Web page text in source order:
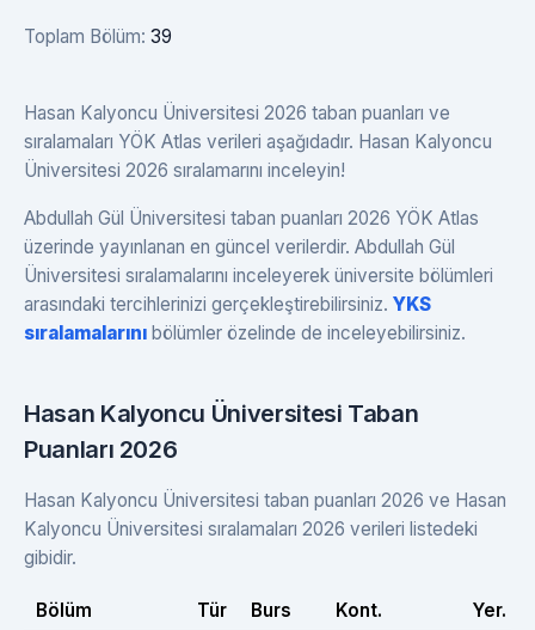
Toplam Bölüm: 39
Hasan Kalyoncu Üniversitesi 2026 taban puanları ve
sıralamaları YÖK Atlas verileri aşağıdadır. Hasan Kalyoncu
Üniversitesi 2026 sıralamarını inceleyin!
Abdullah Gül Üniversitesi taban puanları 2026 YÖK Atlas
üzerinde yayınlanan en güncel verilerdir. Abdullah Gül
Üniversitesi sıralamalarını inceleyerek üniversite bölümleri
arasındaki tercihlerinizi gerçekleştirebilirsiniz. YKS
sıralamalarını bölümler özelinde de inceleyebilirsiniz.
Hasan Kalyoncu Üniversitesi Taban
Puanları 2026
Hasan Kalyoncu Üniversitesi taban puanları 2026 ve Hasan
Kalyoncu Üniversitesi sıralamaları 2026 verileri listedeki
gibidir.
Bölüm Tür Burs Kont.
Yer.